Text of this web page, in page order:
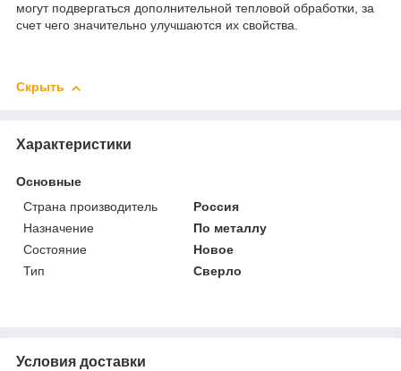
могут подвергаться дополнительной тепловой обработки, за
счет чего значительно улучшаются их свойства.
Скрыть
Характеристики
Основные
Страна производитель
Россия
Назначение
По металлу
Состояние
Новое
Тип
Сверло
Условия доставки